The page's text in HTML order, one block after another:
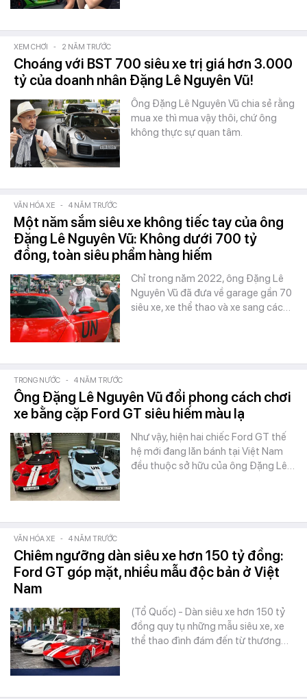
XEM CHƠI - 2 NĂM TRƯỚC
Choáng với BST 700 siêu xe trị giá hơn 3.000
tỷ của doanh nhân Đặng Lê Nguyên Vũ!
Ông Đặng Lê Nguyên Vũ chia sẻ rằng
mua xe thì mua vậy thôi, chứ ông
không thực sự quan tâm.
VĂN HÓA XE - 4 NĂM TRƯỚC
Một năm sắm siêu xe không tiếc tay của ông
Đặng Lê Nguyên Vũ: Không dưới 700 tỷ
đồng, toàn siêu phẩm hàng hiếm
Chỉ trong năm 2022, ông Đặng Lê
Nguyên Vũ đã đưa về garage gần 70
siêu xe, xe thể thao và xe sang các…
TRONG NƯỚC - 4 NĂM TRƯỚC
Ông Đặng Lê Nguyên Vũ đổi phong cách chơi
xe bằng cặp Ford GT siêu hiếm màu lạ
Như vậy, hiện hai chiếc Ford GT thế
hệ mới đang lăn bánh tại Việt Nam
đều thuộc sở hữu của ông Đặng Lê…
VĂN HÓA XE - 4 NĂM TRƯỚC
Chiêm ngưỡng dàn siêu xe hơn 150 tỷ đồng:
Ford GT góp mặt, nhiều mẫu độc bản ở Việt
Nam
(Tổ Quốc) - Dàn siêu xe hơn 150 tỷ
đồng quy tụ những mẫu siêu xe, xe
thể thao đình đám đến từ thương…